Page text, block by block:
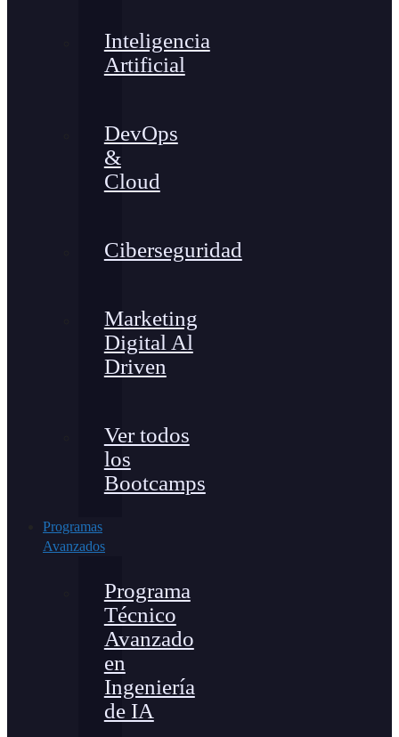
Inteligencia
Artificial
DevOps
&
Cloud
Ciberseguridad
Marketing
Digital Al
Driven
Ver todos
los
Bootcamps
Programas
Avanzados
Programa
Técnico
Avanzado
en
Ingeniería
de IA